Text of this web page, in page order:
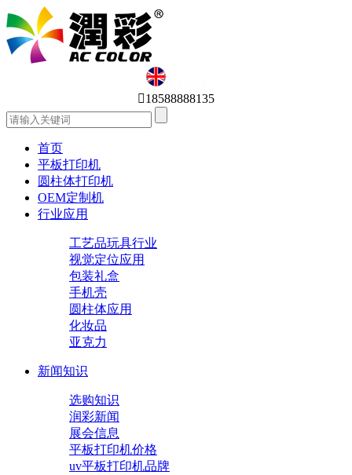
English
18588888135
首页
平板打印机
圆柱体打印机
OEM定制机
行业应用
工艺品玩具行业
视觉定位应用
包装礼盒
手机壳
圆柱体应用
化妆品
亚克力
新闻知识
选购知识
润彩新闻
展会信息
平板打印机价格
uv平板打印机品牌